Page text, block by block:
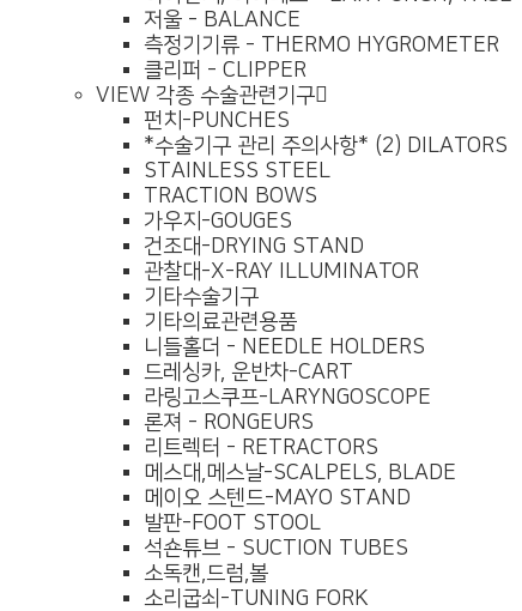
저울 - BALANCE
측정기기류 - THERMO HYGROMETER
클리퍼 - CLIPPER
VIEW 각종 수술관련기구
펀치-PUNCHES
*수술기구 관리 주의사항* (2) DILATORS
STAINLESS STEEL
TRACTION BOWS
가우지-GOUGES
건조대-DRYING STAND
관찰대-X-RAY ILLUMINATOR
기타수술기구
기타의료관련용품
니들홀더 - NEEDLE HOLDERS
드레싱카, 운반차-CART
라링고스쿠프-LARYNGOSCOPE
론져 - RONGEURS
리트렉터 - RETRACTORS
메스대,메스날-SCALPELS, BLADE
메이오 스텐드-MAYO STAND
발판-FOOT STOOL
석숀튜브 - SUCTION TUBES
소독캔,드럼,볼
소리굽쇠-TUNING FORK